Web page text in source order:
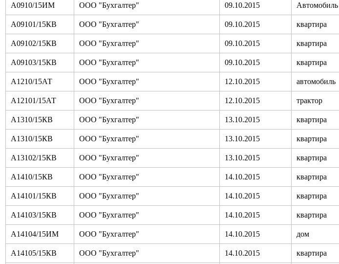
А0910/15ИМ ООО "Бухгалтер" 09.10.2015 Автомобиль
А09101/15КВ ООО "Бухгалтер" 09.10.2015 квартира
А09102/15КВ ООО "Бухгалтер" 09.10.2015 квартира
А09103/15КВ ООО "Бухгалтер" 09.10.2015 квартира
А1210/15АТ ООО "Бухгалтер" 12.10.2015 автомобиль
А12101/15АТ ООО "Бухгалтер" 12.10.2015 трактор
А1310/15КВ ООО "Бухгалтер" 13.10.2015 квартира
А1310/15КВ ООО "Бухгалтер" 13.10.2015 квартира
А13102/15КВ ООО "Бухгалтер" 13.10.2015 квартира
А1410/15КВ ООО "Бухгалтер" 14.10.2015 квартира
А14101/15КВ ООО "Бухгалтер" 14.10.2015 квартира
А14103/15КВ ООО "Бухгалтер" 14.10.2015 квартира
А14104/15ИМ ООО "Бухгалтер" 14.10.2015 дом
А14105/15КВ ООО "Бухгалтер" 14.10.2015 квартира